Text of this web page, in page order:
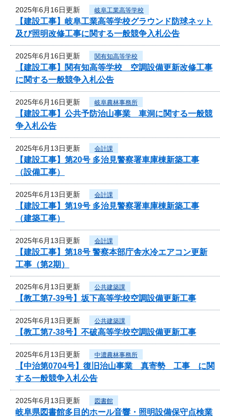
2025年6月16日更新 岐阜工業高等学校
【建設工事】岐阜工業高等学校グラウンド防球ネット
及び照明改修工事に関する一般競争入札公告
2025年6月16日更新 関有知高等学校
【建設工事】関有知高等学校 空調設備更新改修工事
に関する一般競争入札公告
2025年6月16日更新 岐阜農林事務所
【建設工事】公共予防治山事業 車洞に関する一般競
争入札公告
2025年6月13日更新 会計課
【建設工事】第20号 多治見警察署車庫棟新築工事
（設備工事）
2025年6月13日更新 会計課
【建設工事】第19号 多治見警察署車庫棟新築工事
（建築工事）
2025年6月13日更新 会計課
【建設工事】第18号 警察本部庁舎水冷エアコン更新
工事（第2期）
2025年6月13日更新 公共建築課
【教工第7-39号】坂下高等学校空調設備更新工事
2025年6月13日更新 公共建築課
【教工第7-38号】不破高等学校空調設備更新工事
2025年6月13日更新 中濃農林事務所
【中治第0704号】復旧治山事業 真寄勢 工事 に関
する一般競争入札公告
2025年6月13日更新 図書館
岐阜県図書館多目的ホール音響・照明設備保守点検業